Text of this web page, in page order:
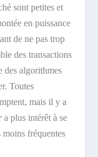
sont petites et
en puissance
de ne pas trop
des transactions
des algorithmes
Toutes
mais il y a
a plus intérêt à se
moins fréquentes